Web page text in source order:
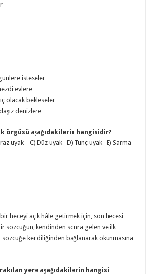
isteseler
evlere
olacak bekleseler
denizlere
örgüsü aşağıdakilerin hangisidir?
uyak C) Düz uyak D) Tunç uyak E) Sarma
heceyi açık hâle getirmek için, son hecesi
sözcüğün, kendinden sonra gelen ve ilk
sözcüğe kendiliğinden bağlanarak okunmasına
yere aşağıdakilerin hangisi